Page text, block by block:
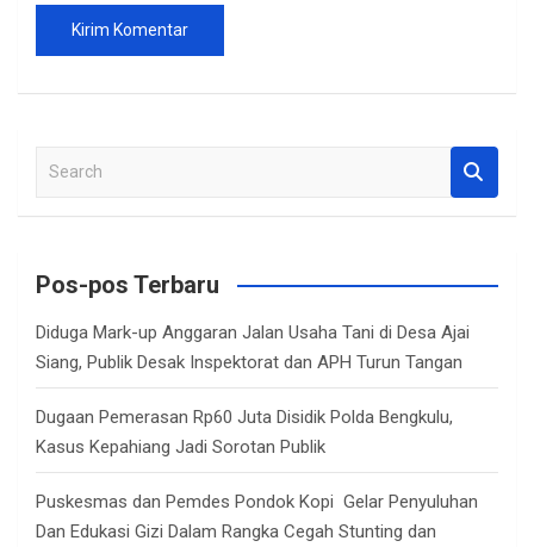
a
c
Pos-pos Terbaru
Diduga Mark-up Anggaran Jalan Usaha Tani di Desa Ajai
Siang, Publik Desak Inspektorat dan APH Turun Tangan
Dugaan Pemerasan Rp60 Juta Disidik Polda Bengkulu,
Kasus Kepahiang Jadi Sorotan Publik
Puskesmas dan Pemdes Pondok Kopi Gelar Penyuluhan
Dan Edukasi Gizi Dalam Rangka Cegah Stunting dan